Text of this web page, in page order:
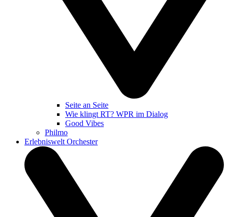
Seite an Seite
Wie klingt RT? WPR im Dialog
Good Vibes
Philmo
Erlebniswelt Orchester